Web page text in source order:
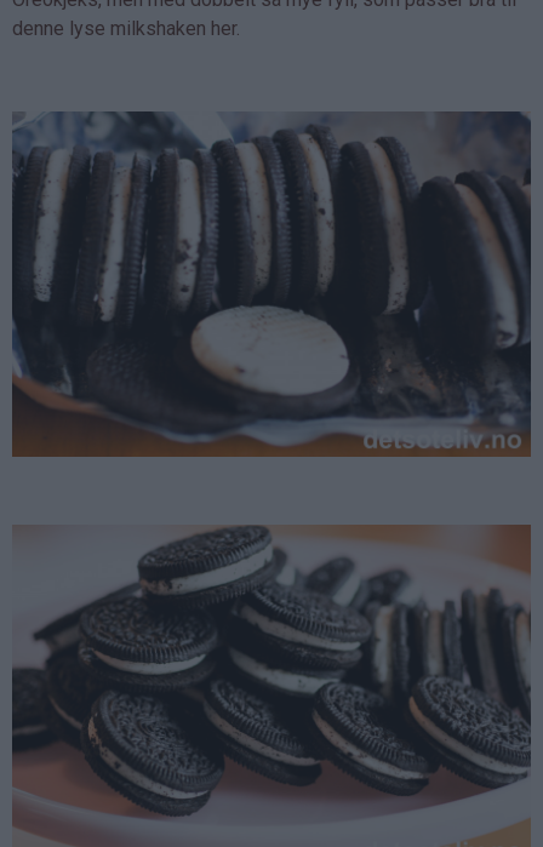
denne lyse milkshaken her.